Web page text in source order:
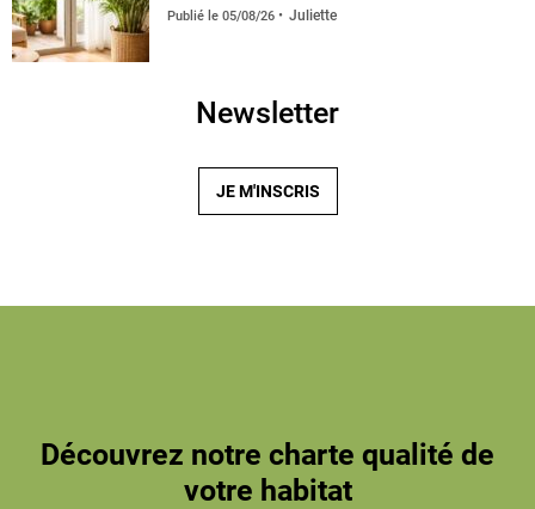
Publié le 05/08/26 Juliette
Newsletter
JE M'INSCRIS
Découvrez notre charte qualité de
votre habitat